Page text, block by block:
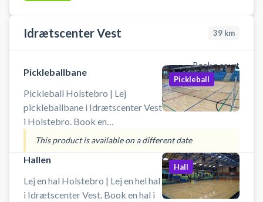
hopper i kanalen der forbinder
Benyt enten nedgangs-rampen
Idrætscenter Vest 39 km
Book a court
Pickleballbane
Pickleball Holstebro | Lej
pickleballbane i Idrætscenter Vest
i Holstebro. Book en
pickleballbane og spil pickleball i
badmintonbanerne i hallen ved
Idrætscenter Vest.
Pickleball
This product is available on a different date
Hallen
Lej en hal Holstebro | Lej en hel hal
i Idrætscenter Vest. Book en hal i
Hall